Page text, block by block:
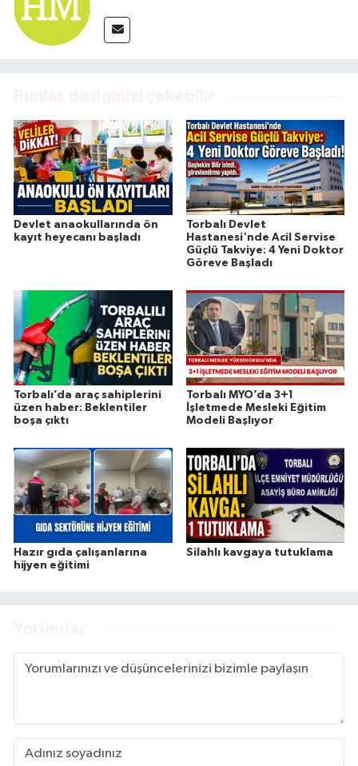
Devlet anaokullarında ön
kayıt heyecanı başladı
Torbalı Devlet
Hastanesi'nde Acil Servise
Güçlü Takviye: 4 Yeni Doktor
Göreve Başladı
Torbalı’da araç sahiplerini
üzen haber: Beklentiler
boşa çıktı
Torbalı MYO’da 3+1
İşletmede Mesleki Eğitim
Modeli Başlıyor
Hazır gıda çalışanlarına
hijyen eğitimi
Silahlı kavgaya tutuklama